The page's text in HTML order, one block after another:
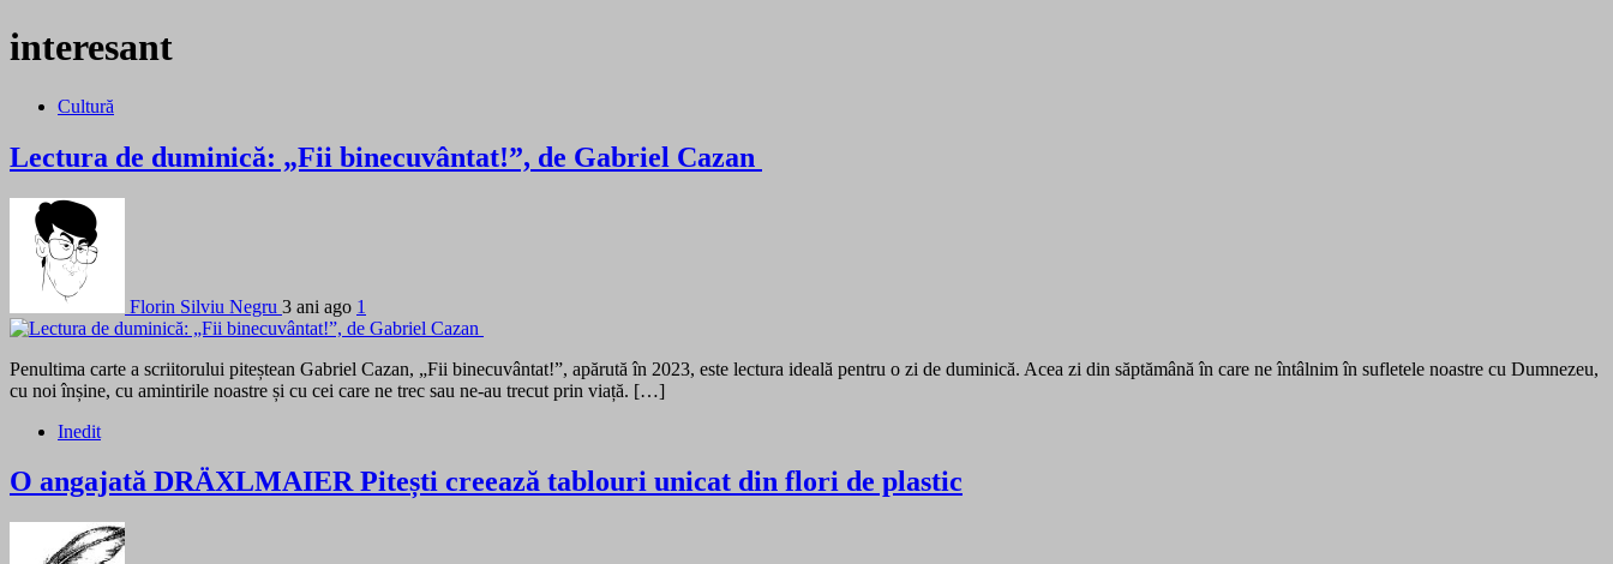
interesant
Cultură
Lectura de duminică: „Fii binecuvântat!”, de Gabriel Cazan
Florin Silviu Negru 3 ani ago 1
Penultima carte a scriitorului piteștean Gabriel Cazan, „Fii binecuvântat!”, apărută în 2023, este lectura ideală pentru o zi de duminică. Acea zi din săptămână în care ne întâlnim în sufletele noastre cu Dumnezeu,
cu noi înșine, cu amintirile noastre și cu cei care ne trec sau ne-au trecut prin viață. […]
Inedit
O angajată DRÄXLMAIER Pitești creează tablouri unicat din flori de plastic